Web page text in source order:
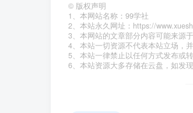
© 版权声明
1、本网站名称：99学社
2、本站永久网址：https://
3、本网站的文章部分内容可能来源
4、本站一切资源不代表本站立场，
5、本站一律禁止以任何方式发布或
6、本站资源大多存储在云盘，如发